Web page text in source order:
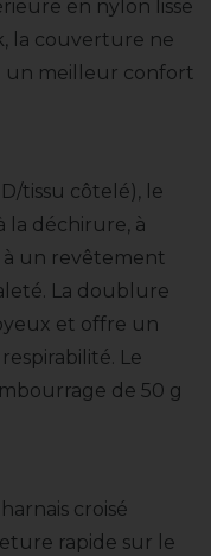
en nylon lisse
la couverture ne
un meilleur confort
tissu côtelé), le
la déchirure, à
à un revêtement
La doublure
et offre un
Le
de 50 g
croisé
rapide sur le